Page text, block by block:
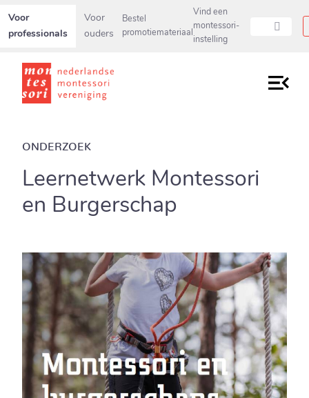
Leernetwerk Montessori
en Burgerschap
ONDERZOEK
Secundaire navigatiemenu overslaan en direct naar pagina
Voor
professionals
Voor
ouders
Bestel
promotiemateriaal
Vind een
montessori-
instelling